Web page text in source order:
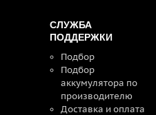
СЛУЖБА
ПОДДЕРЖКИ
Подбор
Подбор
аккумулятора по
производителю
Доставка и оплата